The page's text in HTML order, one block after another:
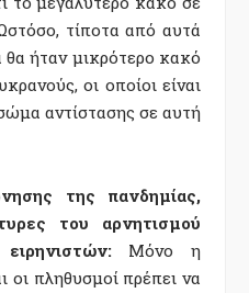
τίποτα από αυτά
θα ήταν μικρότερο κακό
οι οποίοι είναι
αντίστασης σε αυτή
της πανδημίας,
του αρνητισμού
Μόνο η
οι πληθυσμοί πρέπει να